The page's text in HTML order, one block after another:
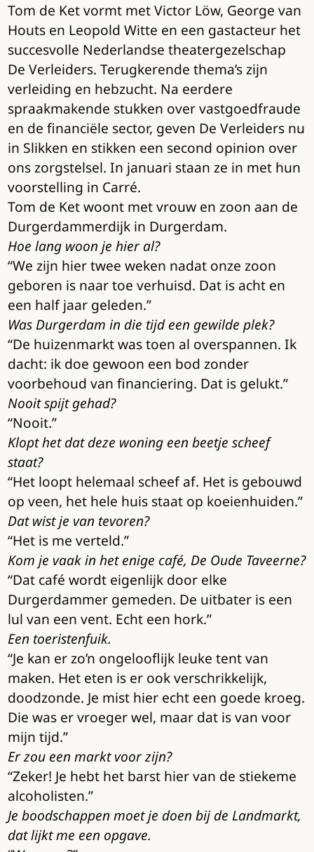
Tom de Ket vormt met Victor Löw, George van
Houts en Leopold Witte en een gastacteur het
succesvolle Nederlandse theatergezelschap
De Verleiders. Terugkerende thema’s zijn
verleiding en hebzucht. Na eerdere
spraakmakende stukken over vastgoedfraude
en de financiële sector, geven De Verleiders nu
in Slikken en stikken een second opinion over
ons zorgstelsel. In januari staan ze in met hun
voorstelling in Carré.
Tom de Ket woont met vrouw en zoon aan de
Durgerdammerdijk in Durgerdam.
Hoe lang woon je hier al?
“We zijn hier twee weken nadat onze zoon
geboren is naar toe verhuisd. Dat is acht en
een half jaar geleden.”
Was Durgerdam in die tijd een gewilde plek?
“De huizenmarkt was toen al overspannen. Ik
dacht: ik doe gewoon een bod zonder
voorbehoud van financiering. Dat is gelukt.”
Nooit spijt gehad?
“Nooit.”
Klopt het dat deze woning een beetje scheef
staat?
“Het loopt helemaal scheef af. Het is gebouwd
op veen, het hele huis staat op koeienhuiden.”
Dat wist je van tevoren?
“Het is me verteld.”
Kom je vaak in het enige café, De Oude Taveerne?
“Dat café wordt eigenlijk door elke
Durgerdammer gemeden. De uitbater is een
lul van een vent. Echt een hork.”
Een toeristenfuik.
“Je kan er zo’n ongelooflijk leuke tent van
maken. Het eten is er ook verschrikkelijk,
doodzonde. Je mist hier echt een goede kroeg.
Die was er vroeger wel, maar dat is van voor
mijn tijd.”
Er zou een markt voor zijn?
“Zeker! Je hebt het barst hier van de stiekeme
alcoholisten.”
Je boodschappen moet je doen bij de Landmarkt,
dat lijkt me een opgave.